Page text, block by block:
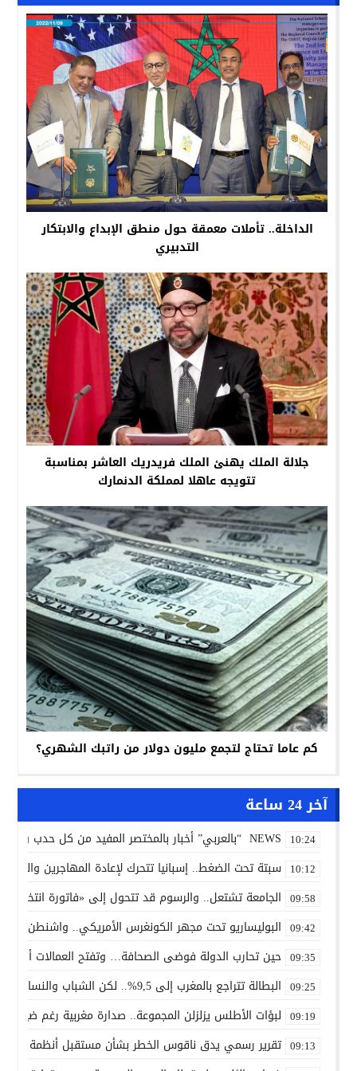
الداخلة.. تأملات معمقة حول منطق الإبداع والابتكار
التدبيري
جلالة الملك يهنئ الملك فريدريك العاشر بمناسبة
تتويجه عاهلا لمملكة الدنمارك
كم عاما تحتاج لتجمع مليون دولار من راتبك الشهري؟
آخر 24 ساعة
10:24 NEWS “بالعربي” أخبار بالمختصر المفيد من كل حدب وصوب
10:12 سبتة تحت الضغط.. إسبانيا تتحرك لإعادة المهاجرين
09:58 الجامعة تشتعل.. والرسوم قد تتحول إلى «فاتورة
09:42 البوليساريو تحت مجهر الكونغرس الأمريكي.. واشنطن تفتح
09:35 حين تحارب الدولة فوضى الصحافة… وتفتح العمالات
09:25 البطالة تتراجع بالمغرب إلى 9,5%.. لكن الشباب والنساء وحاملي الشهادات ما زالوا في قلب الأزمة
09:19 لبؤات الأطلس يزلزلن المجموعة.. صدارة مغربية رغم ضياع
09:13 تقرير رسمي يدق ناقوس الخطر بشأن مستقبل أنظمة